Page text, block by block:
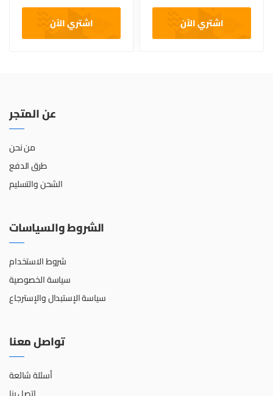
اشتري الآن
اشتري الآن
عن المتجر
من نحن
طرق الدفع
الشحن والتسليم
الشروط والسياسات
شروط الاستخدام
سياسة الخصوصية
سياسة الإستبدال والإسترجاع
تواصل معنا
أسئلة شائعة